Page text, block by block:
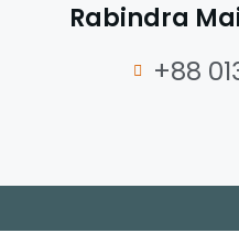
Rabindra
+88